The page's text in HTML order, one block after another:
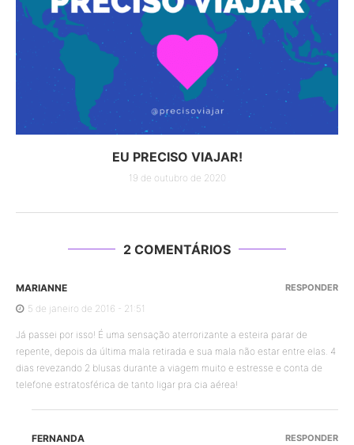
EU PRECISO VIAJAR!
19 de outubro de 2020
2 COMENTÁRIOS
MARIANNE
5 de janeiro de 2016 - 21:51
Já passei por isso! É uma sensação aterrorizante a esteira parar de
repente, depois da última mala retirada e sua mala não estar entre elas. 4
dias revezando 2 blusas durante a viagem muito e estresse e conta de
telefone estratosférica de tanto ligar pra cia aérea!
RESPONDER
FERNANDA
RESPONDER